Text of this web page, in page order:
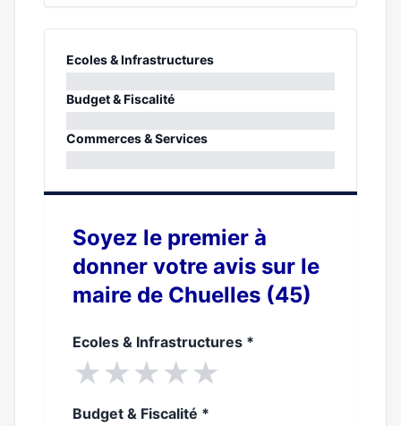
Ecoles & Infrastructures
0%
Budget & Fiscalité
0%
Commerces & Services
Soyez le premier à
donner votre avis sur le
maire de Chuelles (45)
Ecoles & Infrastructures *
★★★★★
Budget & Fiscalité *